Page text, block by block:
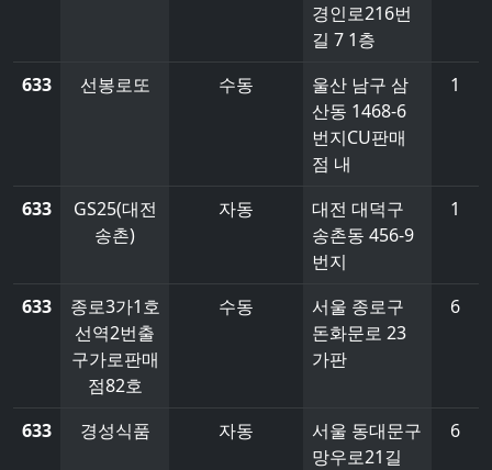
경인로216번
길 7 1층
633 선봉로또 수동
울산 남구 삼
산동 1468-6
번지CU판매
점 내
1
633
GS25(대전
송촌)
자동
대전 대덕구
송촌동 456-9
번지
1
633
종로3가1호
선역2번출
구가로판매
점82호
수동
서울 종로구
돈화문로 23
가판
6
633 경성식품 자동
서울 동대문구
망우로21길
6